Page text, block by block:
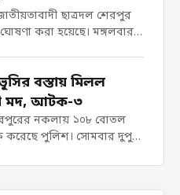
ছাত্রদল শেরপুর
করা হয়েছে। মঙ্গলবার
বস্তায় মিলল
মদ, আটক-৩
নকলায় ১০৮ বোতল
পুলিশ। সোমবার দুপুরে
জেলার শ্রীবরদী উপজেলার
কাসেমের...